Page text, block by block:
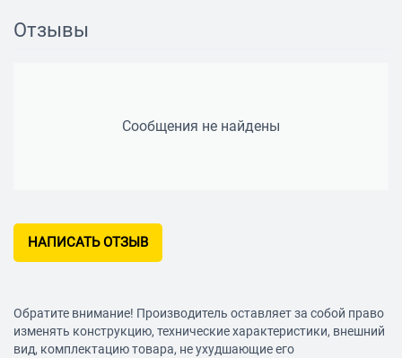
Отзывы
Сообщения не найдены
НАПИСАТЬ ОТЗЫВ
Обратите внимание! Производитель оставляет за собой право
изменять конструкцию, технические характеристики, внешний
вид, комплектацию товара, не ухудшающие его